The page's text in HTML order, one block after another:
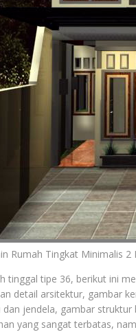
Rumah Tingkat Minimalis
tinggal tipe 36, berikut ini
detail arsitektur, gambar
dan jendela, gambar
yang sangat terbatas,